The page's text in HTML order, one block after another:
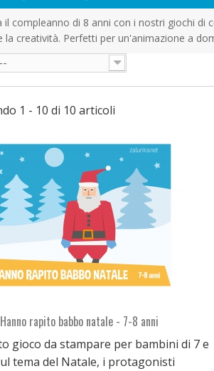
il compleanno di 8 anni con i nostri giochi
la creatività. Perfetti per un'animazione a
--
1 - 10 di 10 articoli
Hanno rapito babbo natale - 7-8 anni
gioco da stampare per bambini di 7 e
tema del Natale, i protagonisti